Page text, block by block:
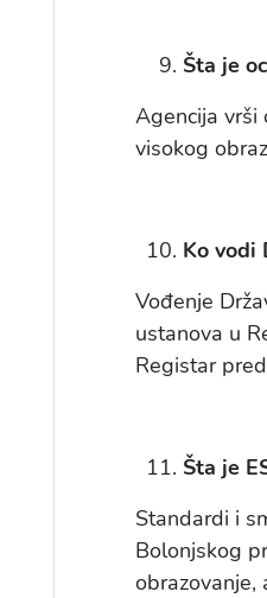
Šta je
Agencija vrši
visokog
Ko vodi
Vođenje
ustanova u
Registar
Šta je
Standardi i
Bolonjskog
obrazovanje,